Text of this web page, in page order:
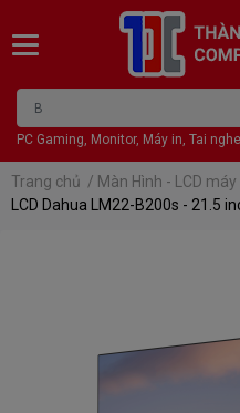
PC Gaming, Monitor, Máy in, Tai
Trang chủ / Màn Hình - LCD
LCD Dahua LM22-B200s - 21.5